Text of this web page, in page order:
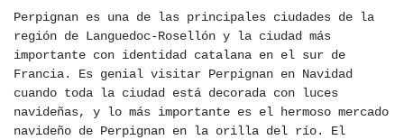
Perpignan es una de las principales ciudades de la
región de Languedoc-Rosellón y la ciudad más
importante con identidad catalana en el sur de
Francia. Es genial visitar Perpignan en Navidad
cuando toda la ciudad está decorada con luces
navideñas, y lo más importante es el hermoso mercado
navideño de Perpignan en la orilla del río. El